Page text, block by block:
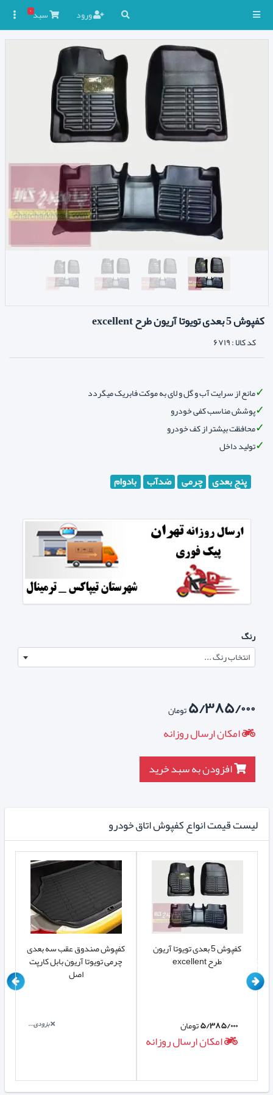
ورود سبد۰
کفپوش 5 بعدی تویوتا آریون طرح excellent
کد کالا :۶۷۱۹
مانع از سرایت آب و گل و لای به موکت فابریک میگردد
پوشش مناسب کفی خودرو
محافظت بیشتر از کف خودرو
تولید داخل
پنج بعدی چرمی ضدآب بادوام
رنگ
انتخاب رنگ ...
۵/۳۸۵/۰۰۰تومان
امکان ارسال روزانه
افزودن به سبد خرید
لیست قیمت انواع کفپوش اتاق خودرو
کفپوش صندوق عقب سه بعدی
چرمی تویوتا آریون بابل کارپت
اصل
بزودی...
کفپوش 5 بعدی تویوتا آریون
طرح excellent
۵/۳۸۵/۰۰۰تومان
امکان ارسال روزانه